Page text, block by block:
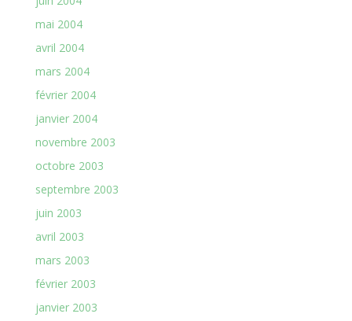
mai 2004
avril 2004
mars 2004
février 2004
janvier 2004
novembre 2003
octobre 2003
septembre 2003
juin 2003
avril 2003
mars 2003
février 2003
janvier 2003